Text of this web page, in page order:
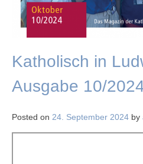
Katholisch in
Ausgabe 10/
Posted on 24. September 2024 by